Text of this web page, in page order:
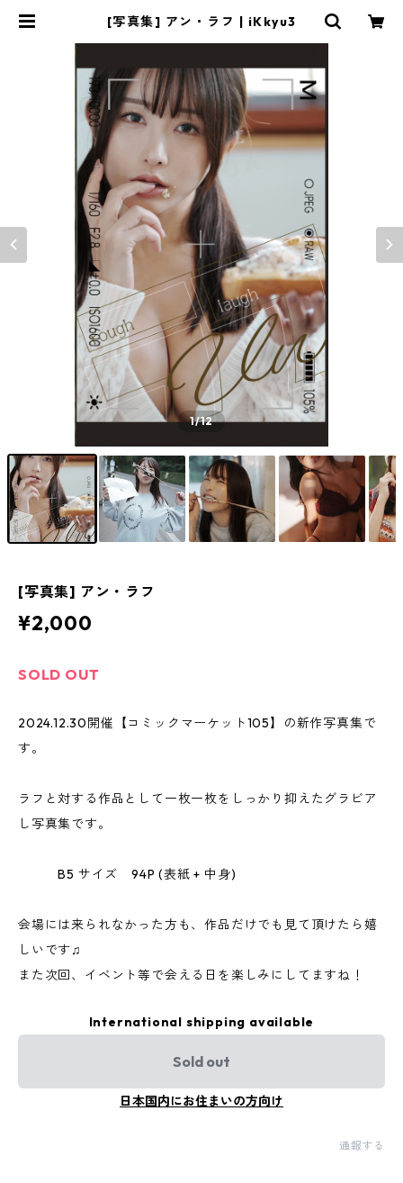
[写真集] アン・ラフ | iKkyu3
1/12
[写真集] アン・ラフ
¥2,000
SOLD OUT
2024.12.30開催【コミックマーケット105】の新作写真集で
す。
ラフと対する作品として一枚一枚をしっかり抑えたグラビア
し写真集です。
B5 サイズ 94P (表紙 + 中身)
会場には来られなかった方も、作品だけでも見て頂けたら嬉
しいです♫
また次回、イベント等で会える日を楽しみにしてますね！
International shipping available
Sold out
日本国内にお住まいの方向け
通報する